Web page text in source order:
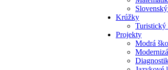
Krúžky
Turistický
Projekty
Modrá